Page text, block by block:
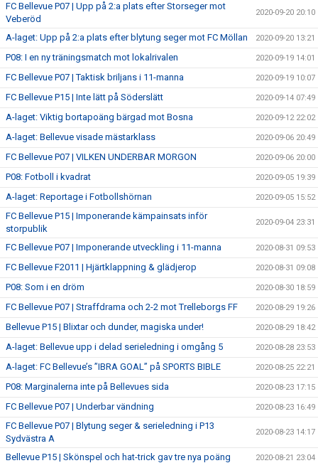
FC Bellevue P07 | Upp på 2:a plats efter Storseger mot
Veberöd
2020-09-20 20:10
A-laget: Upp på 2:a plats efter blytung seger mot FC Möllan 2020-09-20 13:21
P08: I en ny träningsmatch mot lokalrivalen 2020-09-19 14:01
FC Bellevue P07 | Taktisk briljans i 11-manna 2020-09-19 10:07
FC Bellevue P15 | Inte lätt på Söderslätt 2020-09-14 07:49
A-laget: Viktig bortapoäng bärgad mot Bosna 2020-09-12 22:02
A-laget: Bellevue visade mästarklass 2020-09-06 20:49
FC Bellevue P07 | VILKEN UNDERBAR MORGON 2020-09-06 20:00
P08: Fotboll i kvadrat 2020-09-05 19:39
A-laget: Reportage i Fotbollshörnan 2020-09-05 15:52
FC Bellevue P15 | Imponerande kämpainsats inför
storpublik
2020-09-04 23:31
FC Bellevue P07 | Imponerande utveckling i 11-manna 2020-08-31 09:53
FC Bellevue F2011 | Hjärtklappning & glädjerop 2020-08-31 09:08
P08: Som i en dröm 2020-08-30 18:59
FC Bellevue P07 | Straffdrama och 2-2 mot Trelleborgs FF 2020-08-29 19:26
Bellevue P15 | Blixtar och dunder, magiska under! 2020-08-29 18:42
A-laget: Bellevue upp i delad serieledning i omgång 5 2020-08-28 23:53
A-laget: FC Bellevue’s ”IBRA GOAL” på SPORTS BIBLE 2020-08-25 22:21
P08: Marginalerna inte på Bellevues sida 2020-08-23 17:15
FC Bellevue P07 | Underbar vändning 2020-08-23 16:49
FC Bellevue P07 | Blytung seger & serieledning i P13
Sydvästra A
2020-08-23 14:17
Bellevue P15 | Skönspel och hat-trick gav tre nya poäng 2020-08-21 23:04